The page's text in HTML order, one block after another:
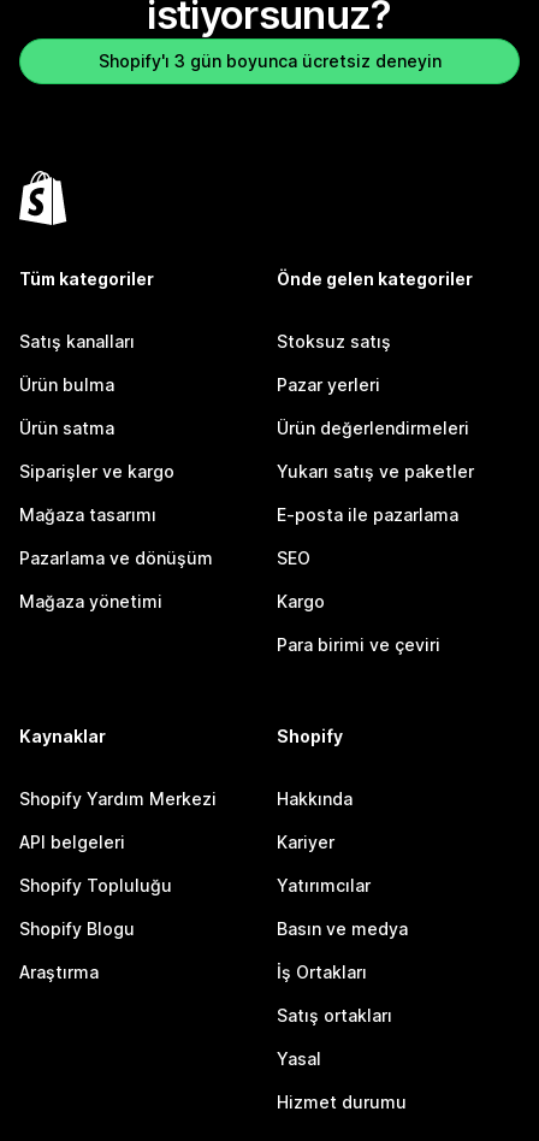
istiyorsunuz?
Shopify'ı 3 gün boyunca ücretsiz deneyin
Tüm kategoriler
Satış kanalları
Ürün bulma
Ürün satma
Siparişler ve kargo
Mağaza tasarımı
Pazarlama ve dönüşüm
Mağaza yönetimi
Önde gelen kategoriler
Stoksuz satış
Pazar yerleri
Ürün değerlendirmeleri
Yukarı satış ve paketler
E-posta ile pazarlama
SEO
Kargo
Para birimi ve çeviri
Kaynaklar
Shopify Yardım Merkezi
API belgeleri
Shopify Topluluğu
Shopify Blogu
Araştırma
Shopify
Hakkında
Kariyer
Yatırımcılar
Basın ve medya
İş Ortakları
Satış ortakları
Yasal
Hizmet durumu